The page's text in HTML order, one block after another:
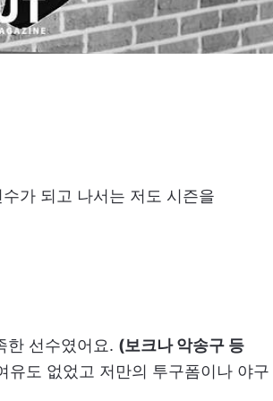
가 되고 나서는 저도 시즌을
한 선수였어요. (보크나 악송구 등
유도 없었고 저만의 투구폼이나 야구